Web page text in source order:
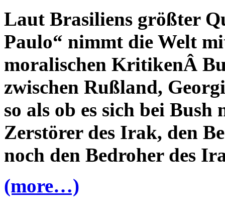
Laut Brasiliens größter
Paulo“ nimmt die Welt
moralischen KritikenÂ
zwischen Rußland,
so als ob es sich bei
Zerstörer des Irak, den
noch den Bedroher des
(more…)